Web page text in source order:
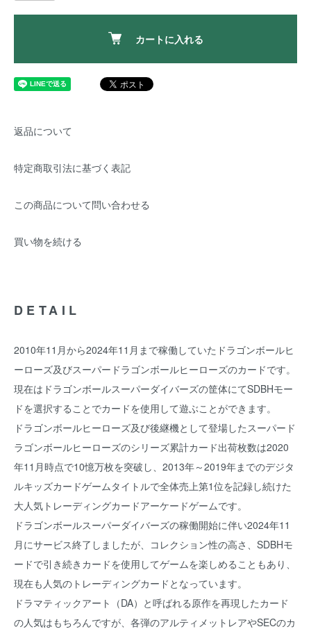
カートに入れる
返品について
特定商取引法に基づく表記
この商品について問い合わせる
買い物を続ける
DETAIL
2010年11月から2024年11月まで稼働していたドラゴンボールヒ
ーローズ及びスーパードラゴンボールヒーローズのカードです。
現在はドラゴンボールスーパーダイバーズの筐体にてSDBHモー
ドを選択することでカードを使用して遊ぶことができます。
ドラゴンボールヒーローズ及び後継機として登場したスーパード
ラゴンボールヒーローズのシリーズ累計カード出荷枚数は2020
年11月時点で10憶万枚を突破し、2013年～2019年までのデジタ
ルキッズカードゲームタイトルで全体売上第1位を記録し続けた
大人気トレーディングカードアーケードゲームです。
ドラゴンボールスーパーダイバーズの稼働開始に伴い2024年11
月にサービス終了しましたが、コレクション性の高さ、SDBHモ
ードで引き続きカードを使用してゲームを楽しめることもあり、
現在も人気のトレーディングカードとなっています。
ドラマティックアート（DA）と呼ばれる原作を再現したカード
の人気はもちろんですが、各弾のアルティメットレアやSECのカ